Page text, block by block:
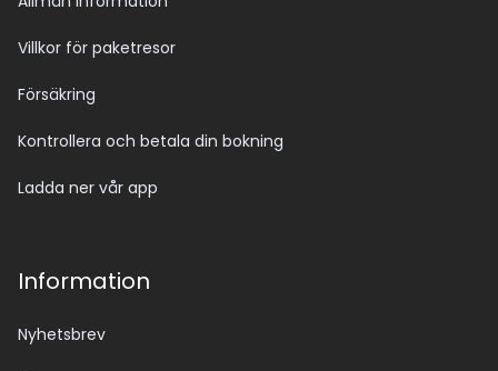
Villkor för paketresor
Försäkring
Kontrollera och betala din bokning
Ladda ner vår app
Information
Nyhetsbrev